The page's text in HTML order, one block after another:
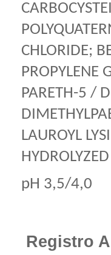
CHLORIDE;
PROPYLENE
PARETH-5 /
LAUROYL
pH 3,5/4,0
Registro